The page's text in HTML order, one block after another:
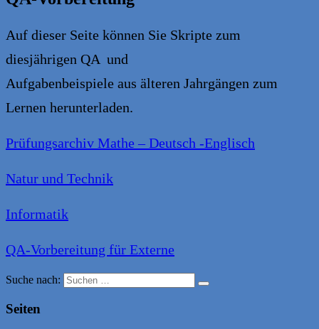
Auf dieser Seite können Sie Skripte zum
diesjährigen QA und
Aufgabenbeispiele aus älteren Jahrgängen zum
Lernen herunterladen.
Prüfungsarchiv Mathe – Deutsch -Englisch
Natur und Technik
Informatik
QA-Vorbereitung für Externe
Suche nach:
Seiten